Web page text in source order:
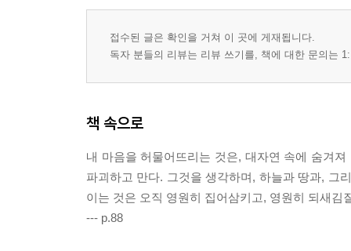
접수된 글은 확인을 거쳐 이 곳에 게재됩니다.
독자 분들의 리뷰는 리뷰 쓰기를, 책에 대한 문의는
책 속으로
내 마음을 허물어뜨리는 것은, 대자연 속에 숨겨
파괴하고 만다. 그것을 생각하며, 하늘과 땅과, 그
이는 것은 오직 영원히 집어삼키고, 영원히 되새김
--- p.88